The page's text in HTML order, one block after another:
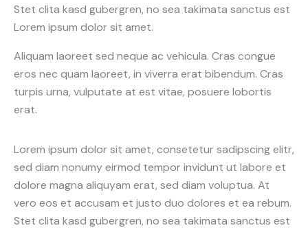
Stet clita kasd gubergren, no sea takimata sanctus est
Lorem ipsum dolor sit amet.
Aliquam laoreet sed neque ac vehicula. Cras congue
eros nec quam laoreet, in viverra erat bibendum. Cras
turpis urna, vulputate at est vitae, posuere lobortis
erat.
Lorem ipsum dolor sit amet, consetetur sadipscing elitr,
sed diam nonumy eirmod tempor invidunt ut labore et
dolore magna aliquyam erat, sed diam voluptua. At
vero eos et accusam et justo duo dolores et ea rebum.
Stet clita kasd gubergren, no sea takimata sanctus est